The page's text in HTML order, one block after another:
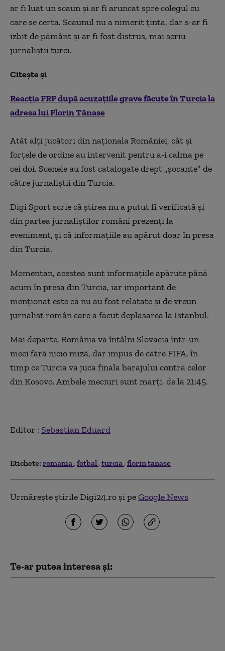
ar fi luat un scaun și ar fi aruncat spre colegul cu
care se certa. Scaunul nu a nimerit ținta, dar s-ar fi
izbit de pământ și ar fi fost distrus, mai scriu
jurnaliștii turci.
Citește și
Reacția FRF după acuzațiile grave făcute în Turcia la
adresa lui Florin Tănase
Atât alți jucători din naționala României, cât și
forțele de ordine au intervenit pentru a-i calma pe
cei doi. Scenele au fost catalogate drept „șocante” de
către jurnaliștii din Turcia.
Digi Sport scrie că știrea nu a putut fi verificată și
din partea jurnaliștilor români prezenți la
eveniment, și că informațiile au apărut doar în presa
din Turcia.
Momentan, acestea sunt informațiile apărute până
acum în presa din Turcia, iar important de
menționat este că nu au fost relatate și de vreun
jurnalist român care a făcut deplasarea la Istanbul.
Mai departe, România va întâlni Slovacia într-un
meci fără nicio miză, dar impus de către FIFA, în
timp ce Turcia va juca finala barajului contra celor
din Kosovo. Ambele meciuri sunt marți, de la 21:45.
Editor : Sebastian Eduard
Etichete: romania fotbal turcia florin tanase
Urmărește știrile Digi24.ro și peGoogle News
Te-ar putea interesa și: